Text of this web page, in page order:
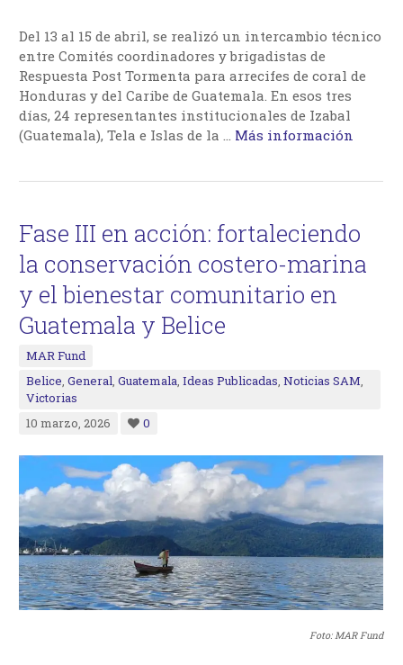
Del 13 al 15 de abril, se realizó un intercambio técnico
entre Comités coordinadores y brigadistas de
Respuesta Post Tormenta para arrecifes de coral de
Honduras y del Caribe de Guatemala. En esos tres
días, 24 representantes institucionales de Izabal
(Guatemala), Tela e Islas de la
Más información
Fase III en acción: fortaleciendo
la conservación costero-marina
y el bienestar comunitario en
Guatemala y Belice
MAR Fund
Belice,General,Guatemala,Ideas Publicadas,Noticias SAM,
Victorias
10 marzo, 2026
0
Foto: MAR Fund